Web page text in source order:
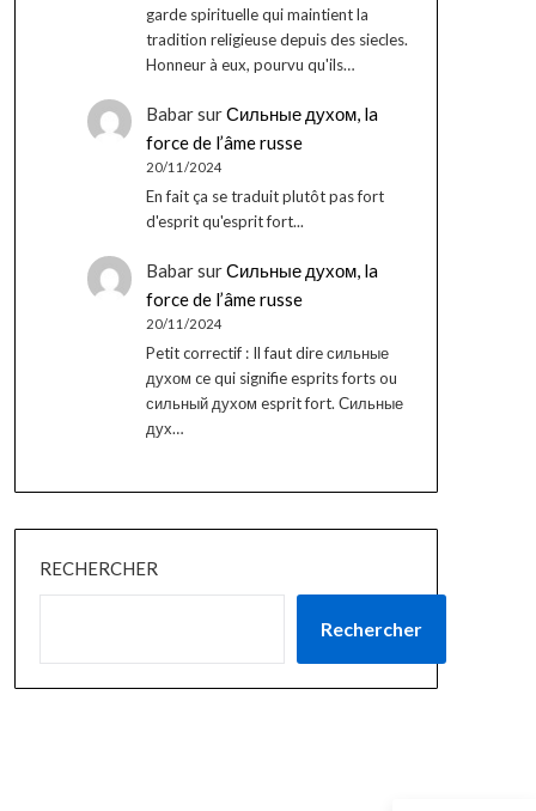
garde spirituelle qui maintient la
tradition religieuse depuis des siecles.
Honneur à eux, pourvu qu'ils…
BabarsurСильные духом, la
force de l’âme russe
20/11/2024
En fait ça se traduit plutôt pas fort
d'esprit qu'esprit fort...
BabarsurСильные духом, la
force de l’âme russe
20/11/2024
Petit correctif : Il faut dire сильные
духом ce qui signifie esprits forts ou
сильный духом esprit fort. Сильные
дух…
RECHERCHER
Rechercher